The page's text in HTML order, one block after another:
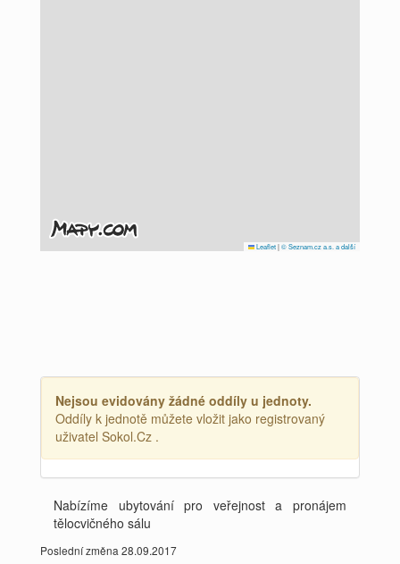
Leaflet|© Seznam.cz a.s. a další
Nejsou evidovány žádné oddíly u jednoty.
Oddíly k jednotě můžete vložit jako registrovaný
uživatel Sokol.Cz .
Nabízíme ubytování pro veřejnost a pronájem
tělocvičného sálu
Poslední změna 28.09.2017